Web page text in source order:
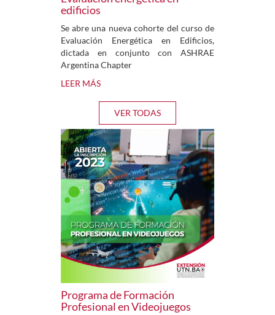
edificios
Se abre una nueva cohorte del curso de
Evaluación Energética en Edificios,
dictada en conjunto con ASHRAE
Argentina Chapter
LEER MÁS
VER TODAS
Programa de Formación
Profesional en Videojuegos